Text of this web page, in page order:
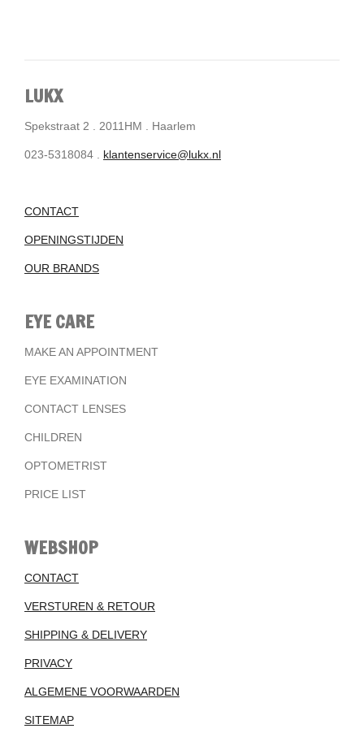
LUKX
Spekstraat 2 . 2011HM . Haarlem
023-5318084 . klantenservice@lukx.nl
CONTACT
OPENINGSTIJDEN
OUR BRANDS
EYE CARE
MAKE AN APPOINTMENT
EYE EXAMINATION
CONTACT LENSES
CHILDREN
OPTOMETRIST
PRICE LIST
WEBSHOP
CONTACT
VERSTUREN & RETOUR
SHIPPING & DELIVERY
PRIVACY
ALGEMENE VOORWAARDEN
SITEMAP